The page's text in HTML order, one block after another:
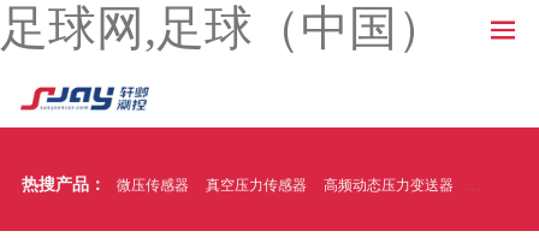
足球网,足球（中国）
热搜产品： 微压传感器 真空压力传感器 高频动态压力变送器 温压一体